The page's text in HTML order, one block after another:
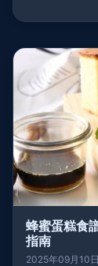
蜂蜜蛋糕食
指南
2025年09月10日